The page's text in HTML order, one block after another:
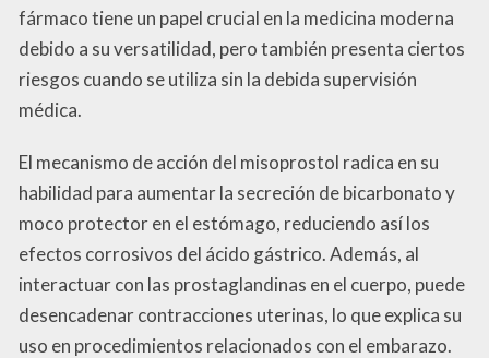
fármaco tiene un papel crucial en la medicina moderna
debido a su versatilidad, pero también presenta ciertos
riesgos cuando se utiliza sin la debida supervisión
médica.
El mecanismo de acción del misoprostol radica en su
habilidad para aumentar la secreción de bicarbonato y
moco protector en el estómago, reduciendo así los
efectos corrosivos del ácido gástrico. Además, al
interactuar con las prostaglandinas en el cuerpo, puede
desencadenar contracciones uterinas, lo que explica su
uso en procedimientos relacionados con el embarazo.